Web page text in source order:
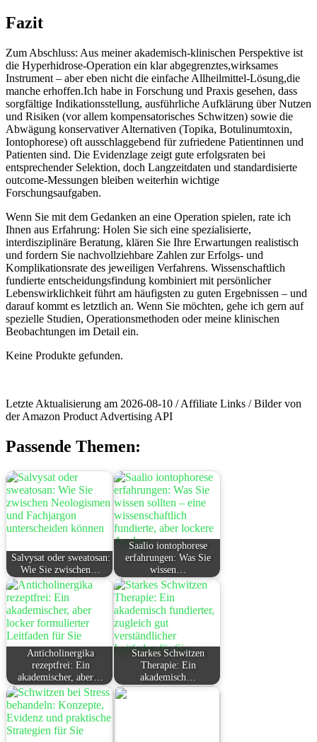
Fazit
Zum Abschluss: Aus‍ meiner akademisch-klinischen Perspektive⁢ ist
die Hyperhidrose-Operation ein klar abgegrenztes,wirksames
Instrument – aber eben nicht die einfache Allheilmittel-Lösung,die‌
manche​ erhoffen.Ich habe in Forschung und Praxis gesehen, dass
sorgfältige Indikationsstellung, ausführliche⁣ Aufklärung über Nutzen
und Risiken (vor‍ allem⁣ kompensatorisches Schwitzen) sowie die
Abwägung konservativer Alternativen (Topika, Botulinumtoxin,
Iontophorese) oft​ ausschlaggebend ​für zufriedene Patientinnen und
Patienten sind. Die ‌Evidenzlage zeigt gute erfolgsraten bei
entsprechender Selektion, doch Langzeitdaten und standardisierte
outcome-Messungen bleiben weiterhin wichtige
Forschungsaufgaben.
Wenn Sie mit dem Gedanken an eine⁤ Operation​ spielen, rate ich
Ihnen aus Erfahrung: Holen Sie‌ sich eine spezialisierte,
interdisziplinäre Beratung, klären Sie Ihre Erwartungen realistisch
und fordern Sie nachvollziehbare Zahlen zur Erfolgs- und
Komplikationsrate des jeweiligen Verfahrens. Wissenschaftlich
fundierte entscheidungsfindung kombiniert mit​ persönlicher
Lebenswirklichkeit führt am häufigsten⁣ zu guten Ergebnissen – und
darauf kommt es letztlich ⁣an. Wenn⁣ Sie möchten, gehe ich gern auf
spezielle Studien, Operationsmethoden oder meine klinischen
⁣Beobachtungen im Detail ein.
Keine Produkte gefunden.
Letzte Aktualisierung am 2026-08-10 / Affiliate Links / Bilder von
der Amazon Product Advertising API
Passende Themen:
Salvysat oder sweatosan:
Wie Sie zwischen…
Saalio iontophorese
erfahrungen: Was Sie
wissen…
Anticholinergika
rezeptfrei: Ein
akademischer, aber…
Starkes Schwitzen
Therapie: Ein
akademisch…